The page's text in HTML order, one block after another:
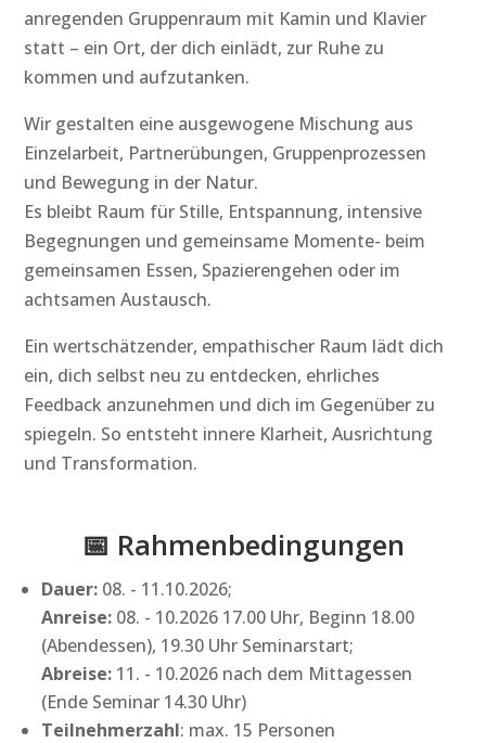
anregenden Gruppenraum mit Kamin und Klavier
statt – ein Ort, der dich einlädt, zur Ruhe zu
kommen und aufzutanken.
Wir gestalten eine ausgewogene Mischung aus
Einzelarbeit, Partnerübungen, Gruppenprozessen
und Bewegung in der Natur.
Es bleibt Raum für Stille, Entspannung, intensive
Begegnungen und gemeinsame Momente- beim
gemeinsamen Essen, Spazierengehen oder im
achtsamen Austausch.
Ein wertschätzender, empathischer Raum lädt dich
ein, dich selbst neu zu entdecken, ehrliches
Feedback anzunehmen und dich im Gegenüber zu
spiegeln. So entsteht innere Klarheit, Ausrichtung
und Transformation.
📅 Rahmenbedingungen
Dauer: 08. - 11.10.2026;
Anreise: 08. - 10.2026 17.00 Uhr, Beginn 18.00
(Abendessen), 19.30 Uhr Seminarstart;
Abreise: 11. - 10.2026 nach dem Mittagessen
(Ende Seminar 14.30 Uhr)
Teilnehmerzahl: max. 15 Personen